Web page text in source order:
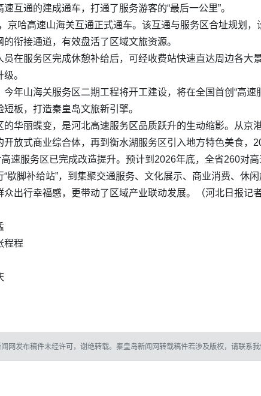
互通的建成通车，打通了服务游客的“最后一公里”。
京哈高速山海关互通正式通车。该互通与服务区合址规划
衔接通道，有效盘活了区域文旅资源。
员在服务区完成休憩补给后，可经收费站快速直达周边各大
。
今年山海关服务区二期工程将开工建设，将在全国首创“高
板，打造秦皇岛文旅新引擎。
的华丽蝶变，是河北高速服务区品质跃升的生动缩影。从
开放式商业综合体，再到衡水湖服务区引入地方特色美食
速服务区已完成改造提升。预计到2026年底，全省260对高
“歇脚补给站”，到集聚交通服务、文化展示、商业消费、
众出行幸福感，更带动了区域产业联动发展。（河北日报记者
程程
网发布稿件未经许可，谢绝转载。秦皇岛新闻网转载稿件若涉及版权，请联系我